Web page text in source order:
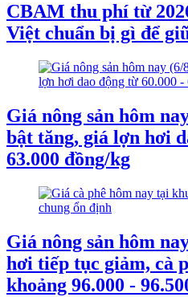
CBAM thu phí từ
Việt chuẩn bị gì để
Giá nông sản hôm
bật tăng, giá lợn hơi
63.000 đồng/kg
Giá nông sản hôm
hơi tiếp tục giảm, cà
khoảng 96.000 -